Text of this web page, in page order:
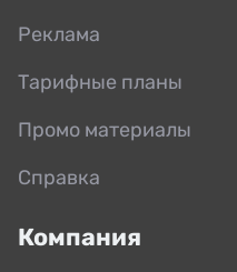
Реклама
Тарифные планы
Промо материалы
Справка
Компания